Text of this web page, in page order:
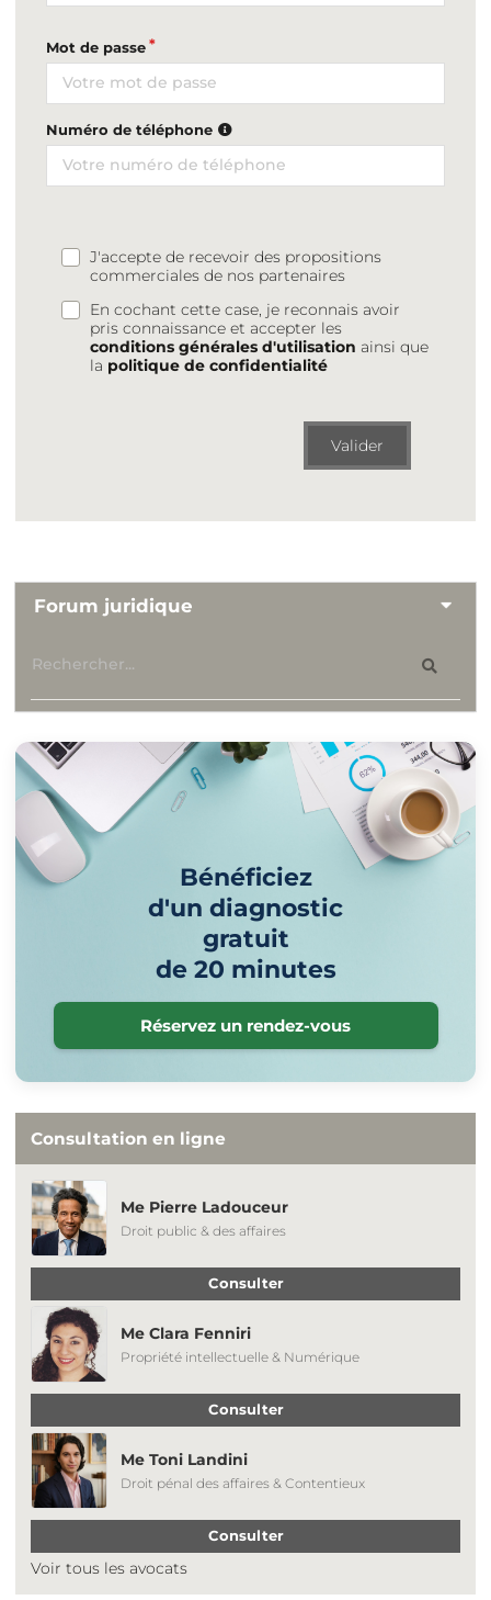
Mot de passe
Numéro de téléphone
J'accepte de recevoir des propositions
commerciales de nos partenaires
En cochant cette case, je reconnais avoir
pris connaissance et accepter les
conditions générales d'utilisation ainsi que
la politique de confidentialité
Valider
Forum juridique
Bénéficiez
d'un diagnostic
gratuit
de 20 minutes
Réservez un rendez-vous
Consultation en ligne
Me Pierre Ladouceur
Droit public & des affaires
Consulter
Me Clara Fenniri
Propriété intellectuelle & Numérique
Consulter
Me Toni Landini
Droit pénal des affaires & Contentieux
Consulter
Voir tous les avocats